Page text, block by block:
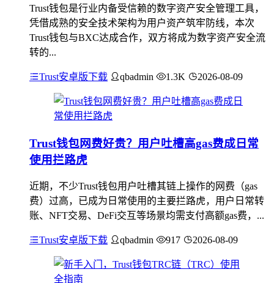
Trust钱包是行业内备受信赖的数字资产安全管理工具，
凭借成熟的安全技术架构为用户资产筑牢防线，本次
Trust钱包与BXC达成合作，双方将成为数字资产安全流
转的...
Trust安卓版下载 qbadmin 1.3K 2026-08-09
Trust钱包网费好贵？用户吐槽高gas费成日常
使用拦路虎
近期，不少Trust钱包用户吐槽其链上操作的网费（gas
费）过高，已成为日常使用的主要拦路虎，用户日常转
账、NFT交易、DeFi交互等场景均需支付高额gas费，...
Trust安卓版下载 qbadmin 917 2026-08-09